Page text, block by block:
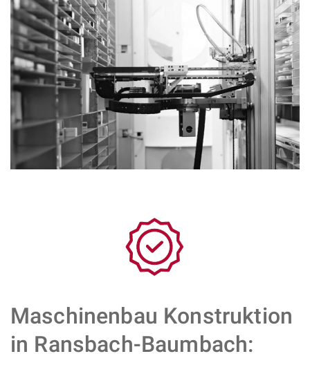
Maschinenbau Konstruktion
in Ransbach-Baumbach: